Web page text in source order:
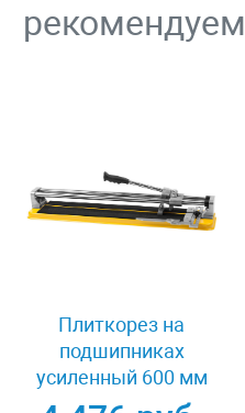
рекомендуем
Плиткорез на
подшипниках
усиленный 600 мм
Stayer PROFI 3318-60